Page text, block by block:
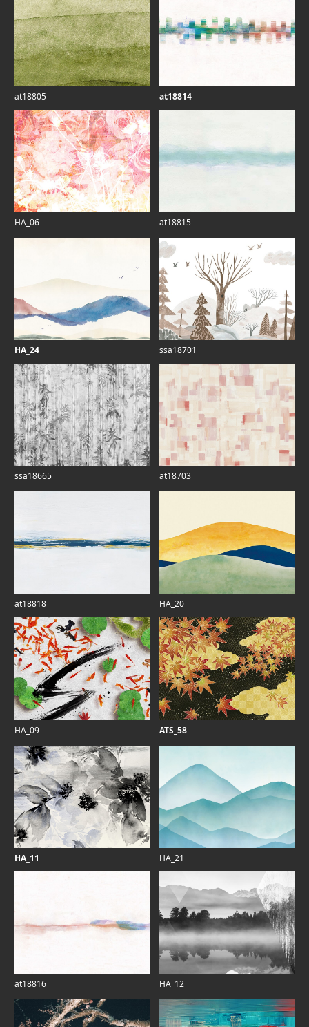
at18805 at18814
HA_06 at18815
HA_24 ssa18701
ssa18665 at18703
at18818 HA_20
HA_09 ATS_58
HA_11 HA_21
at18816 HA_12